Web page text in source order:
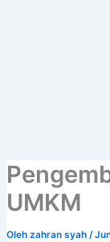
UMKM
Oleh zahran syah /